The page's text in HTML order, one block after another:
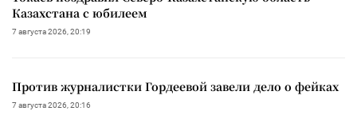
Казахстана с юбилеем
7 августа 2026, 20:19
Против журналистки Гордеевой завели дело о фейках
7 августа 2026, 20:16